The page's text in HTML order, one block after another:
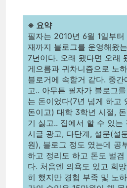
※ 요약
필자는 2010년 6월 1일부
재까지 블로그를 운영해왔
7년이다. 오래 됐다면 오래
게으름과 귀차니즘으로 노
블로거에 속할거 같다. 중
고.. 아무튼 필자가 블로그
는 돈이었다(7년 넘게 하고
돈이고) 대학 3학년 시절,
기 싫고.. 집에서 할 수 있는
시글 광고, 다단계, 설문(설
원), 블로그 정도 였는데 공
하고 정리도 하고 돈도 벌겸
다. 처음엔 의욕도 있고 희
히 했지만 경험 부족 및 노